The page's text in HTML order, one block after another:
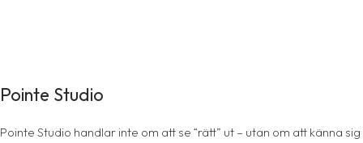
Pointe Studio
Pointe Studio handlar inte om att se “rätt” ut – utan om att känna sig